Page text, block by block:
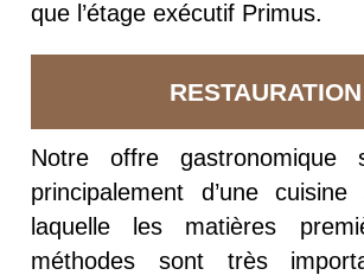
que l’étage exécutif Primus.
RESTAURATION
Notre offre gastronomique
principalement d’une
laquelle les matières
méthodes sont très